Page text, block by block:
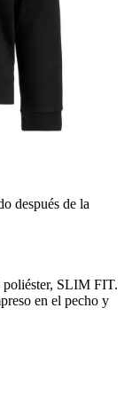
después de la
poliéster, SLIM FIT.
en el pecho y